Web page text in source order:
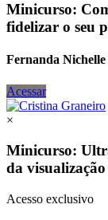
Minicurso:
fidelizar o seu
Fernanda Nichelle
Acessar
×
Minicurso:
da visualização
Acesso exclusivo